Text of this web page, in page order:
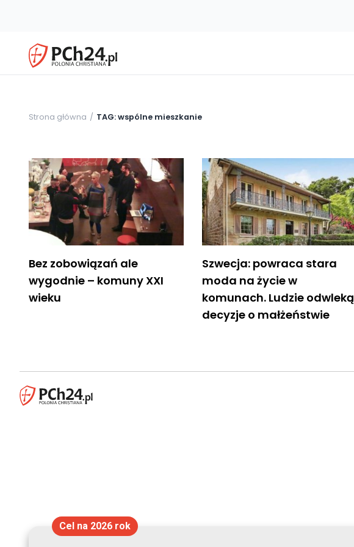
Strona główna TAG: wspólne mieszkanie
Bez zobowiązań ale
wygodnie – komuny XXI
wieku
Szwecja: powraca stara
moda na życie w
komunach. Ludzie odwleką
decyzje o małżeństwie
Cel na 2026 rok